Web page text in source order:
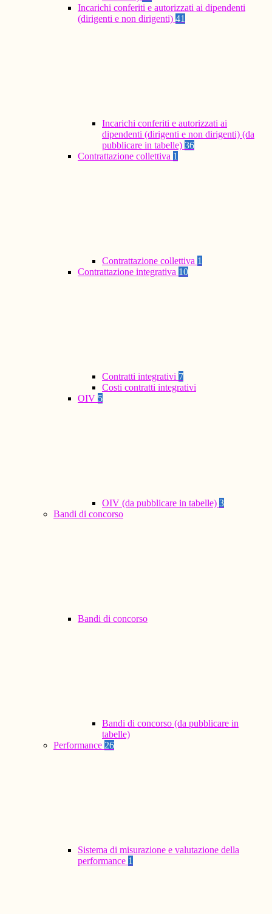
Incarichi conferiti e autorizzati ai dipendenti
(dirigenti e non dirigenti) 41
Incarichi conferiti e autorizzati ai
dipendenti (dirigenti e non dirigenti) (da
pubblicare in tabelle) 36
Contrattazione collettiva 1
Contrattazione collettiva 1
Contrattazione integrativa 10
Contratti integrativi 7
Costi contratti integrativi
OIV 5
OIV (da pubblicare in tabelle) 3
Bandi di concorso
Bandi di concorso
Bandi di concorso (da pubblicare in
tabelle)
Performance 26
Sistema di misurazione e valutazione della
performance 1